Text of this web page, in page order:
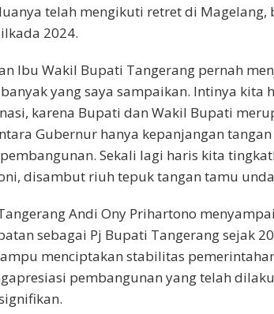
telah mengikuti retret di Magelang,
2024.
Ibu Wakil Bupati Tangerang pernah
yang saya sampaikan. Intinya kita
karena Bupati dan Wakil Bupati
Gubernur hanya kepanjangan
Sekali lagi haris kita
disambut riuh tepuk tangan tamu
Andi Ony Prihartono
sebagai Pj Bupati Tangerang sejak
menciptakan stabilitas
pembangunan yang telah